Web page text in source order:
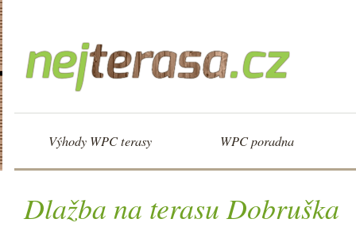
Výhody WPC terasy WPC poradna
Dlažba na terasu Dobruška